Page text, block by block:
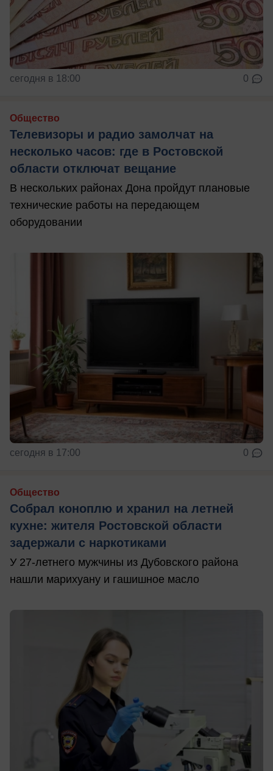
сегодня в 18:00 0
Общество
Телевизоры и радио замолчат на
несколько часов: где в Ростовской
области отключат вещание
В нескольких районах Дона пройдут плановые
технические работы на передающем
оборудовании
сегодня в 17:00 0
Общество
Собрал коноплю и хранил на летней
кухне: жителя Ростовской области
задержали с наркотиками
У 27-летнего мужчины из Дубовского района
нашли марихуану и гашишное масло